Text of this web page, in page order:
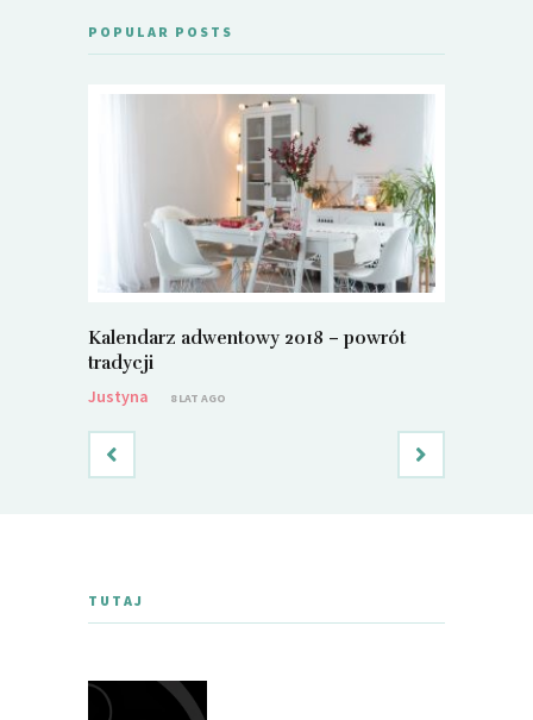
POPULAR POSTS
Kalendarz adwentowy 2018 – powrót
tradycji
Justyna
8 LAT AGO
TUTAJ